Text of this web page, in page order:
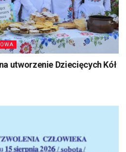
utworzenie Dziecięcych Kół